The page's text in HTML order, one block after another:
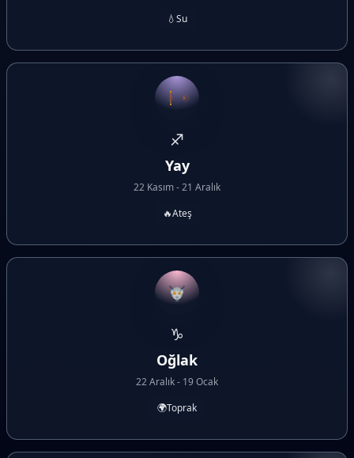
💧Su
♐
Yay
22 Kasım - 21 Aralık
🔥Ateş
♑
Oğlak
22 Aralık - 19 Ocak
🌍Toprak